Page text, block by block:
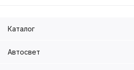
Каталог
Автосвет